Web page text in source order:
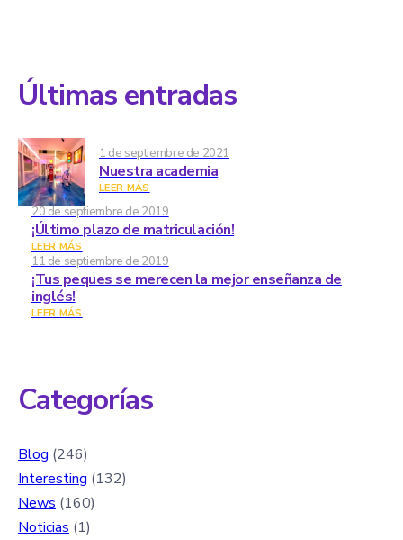
Últimas entradas
1 de septiembre de 2021
Nuestra academia
LEER MÁS
20 de septiembre de 2019
¡Último plazo de matriculación!
LEER MÁS
11 de septiembre de 2019
¡Tus peques se merecen la mejor enseñanza de
inglés!
LEER MÁS
Categorías
Blog (246)
Interesting (132)
News (160)
Noticias (1)